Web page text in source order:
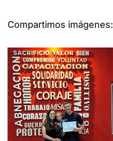
Compartimos imágenes: